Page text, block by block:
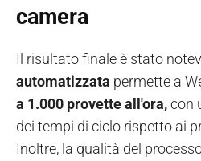
camera
Il risultato finale è stato
automatizzata permette a
a 1.000 provette all'ora,con
dei tempi di ciclo rispetto ai
Inoltre, la qualità del